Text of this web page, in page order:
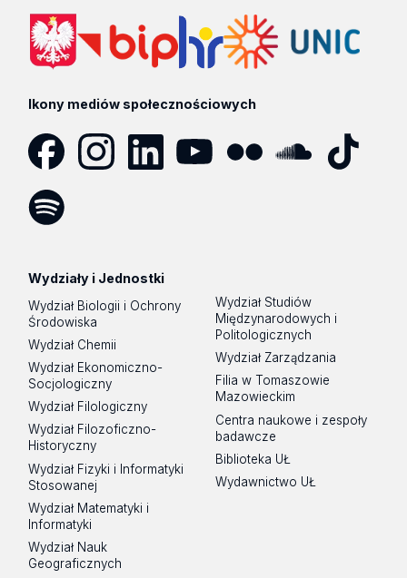
Ikony mediów społecznościowych
Wydziały i Jednostki
Wydział Biologii i Ochrony
Środowiska
Wydział Chemii
Wydział Ekonomiczno-
Socjologiczny
Wydział Filologiczny
Wydział Filozoficzno-
Historyczny
Wydział Fizyki i Informatyki
Stosowanej
Wydział Matematyki i
Informatyki
Wydział Nauk
Geograficznych
Wydział Studiów
Międzynarodowych i
Politologicznych
Wydział Zarządzania
Filia w Tomaszowie
Mazowieckim
Centra naukowe i zespoły
badawcze
Biblioteka UŁ
Wydawnictwo UŁ